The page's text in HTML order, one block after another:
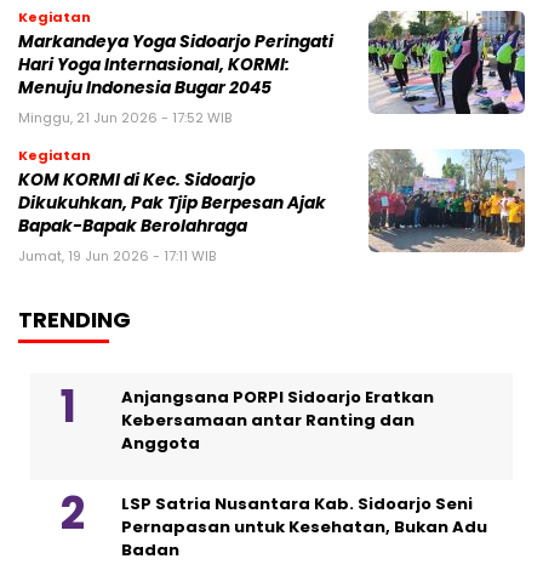
Kegiatan
Markandeya Yoga Sidoarjo Peringati
Hari Yoga Internasional, KORMI:
Menuju Indonesia Bugar 2045
Minggu, 21 Jun 2026 - 17:52 WIB
Kegiatan
KOM KORMI di Kec. Sidoarjo
Dikukuhkan, Pak Tjip Berpesan Ajak
Bapak-Bapak Berolahraga
Jumat, 19 Jun 2026 - 17:11 WIB
TRENDING
Anjangsana PORPI Sidoarjo Eratkan
Kebersamaan antar Ranting dan
Anggota
LSP Satria Nusantara Kab. Sidoarjo Seni
Pernapasan untuk Kesehatan, Bukan Adu
Badan